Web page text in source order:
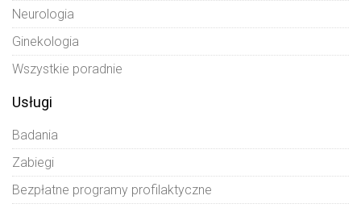
Neurologia
Ginekologia
Wszystkie poradnie
Usługi
Badania
Zabiegi
Bezpłatne programy profilaktyczne